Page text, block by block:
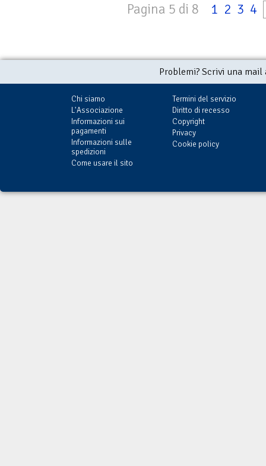
Pagina 5 di 8 1 2 3 4
Problemi? Scrivi una
Chi siamo
L'Associazione
Informazioni sui
pagamenti
Informazioni sulle
spedizioni
Come usare il sito
Termini del servizio
Diritto di recesso
Copyright
Privacy
Cookie policy